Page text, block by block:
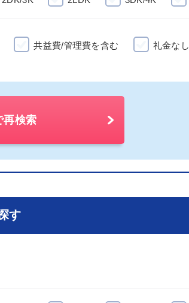
共益費/管理費を含む 礼金なし
再検索
す